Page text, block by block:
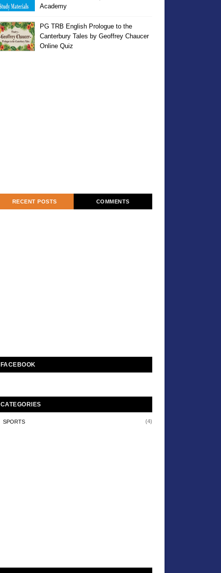
Academy
PG TRB English Prologue to the
Canterbury Tales by Geoffrey Chaucer
Online Quiz
RECENT POSTS COMMENTS
FACEBOOK
CATEGORIES
SPORTS (4)